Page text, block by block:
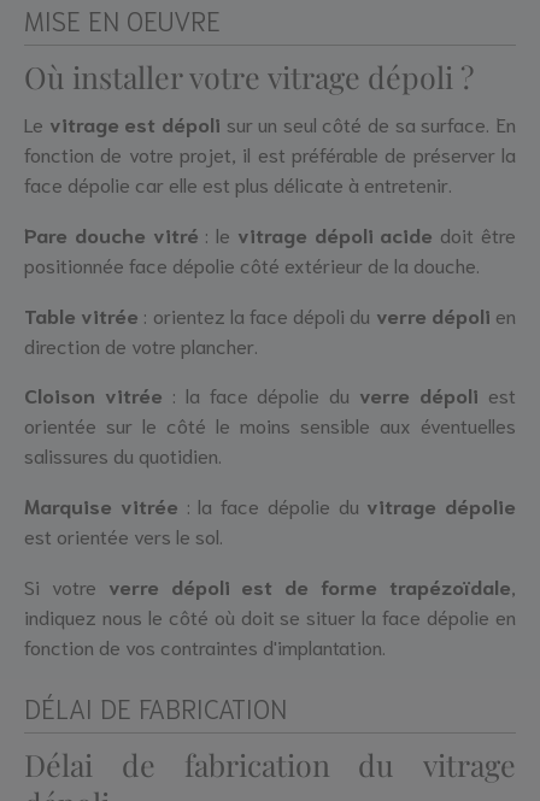
MISE EN OEUVRE
Où installer votre vitrage dépoli ?
Le vitrage est dépoli sur un seul côté de sa surface. En
fonction de votre projet, il est préférable de préserver la
face dépolie car elle est plus délicate à entretenir.
Pare douche vitré : le vitrage dépoli acide doit être
positionnée face dépolie côté extérieur de la douche.
Table vitrée : orientez la face dépoli du verre dépoli en
direction de votre plancher.
Cloison vitrée : la face dépolie du verre dépoli est
orientée sur le côté le moins sensible aux éventuelles
salissures du quotidien.
Marquise vitrée : la face dépolie du vitrage dépolie
est orientée vers le sol.
Si votre verre dépoli est de forme trapézoïdale
indiquez nous le côté où doit se situer la face dépolie en
fonction de vos contraintes d'implantation.
DÉLAI DE FABRICATION
Délai de fabrication du vitrage